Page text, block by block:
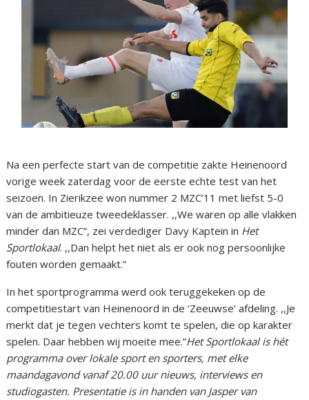
Na een perfecte start van de competitie zakte Heinenoord
vorige week zaterdag voor de eerste echte test van het
seizoen. In Zierikzee won nummer 2 MZC’11 met liefst 5-0
van de ambitieuze tweedeklasser. ,,We waren op alle vlakken
minder dan MZC”, zei verdediger Davy Kaptein in Het
Sportlokaal. ,,Dan helpt het niet als er ook nog persoonlijke
fouten worden gemaakt.”
In het sportprogramma werd ook teruggekeken op de
competitiestart van Heinenoord in de ‘Zeeuwse’ afdeling. ,,Je
merkt dat je tegen vechters komt te spelen, die op karakter
spelen. Daar hebben wij moeite mee.”Het Sportlokaal is hét
programma over lokale sport en sporters, met elke
maandagavond vanaf 20.00 uur nieuws, interviews en
studiogasten. Presentatie is in handen van Jasper van